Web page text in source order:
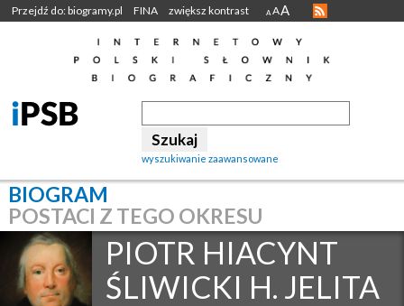
Przejdź do: biogramy.pl FINA zwiększ kontrast A AA
wyszukiwanie zaawansowane
BIOGRAM
POSTACI Z TEGO OKRESU
PIOTR HIACYNT
ŚLIWICKI H. JELITA